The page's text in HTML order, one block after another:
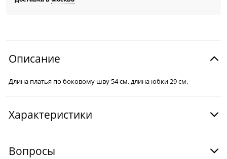
Описание
Длина платья по боковому шву 54 см, длина юбки 29 см.
Характеристики
Вопросы